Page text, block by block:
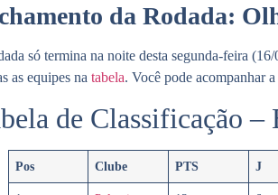
da Rodada:
só termina na noite desta segunda-feira
as equipes na tabela. Você pode acompanhar
de Classificação
Pos Clube PTS J